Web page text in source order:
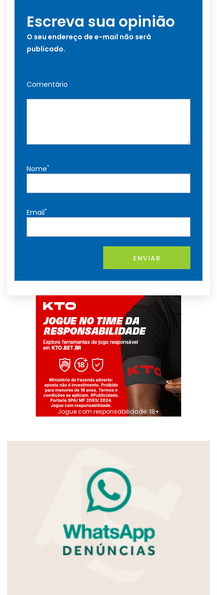
Escreva sua opinião
O seu endereço de e-mail não será
publicado.
Comentário
Nome*
Email*
ENVIAR
Jogue com responsabilidade. 18+